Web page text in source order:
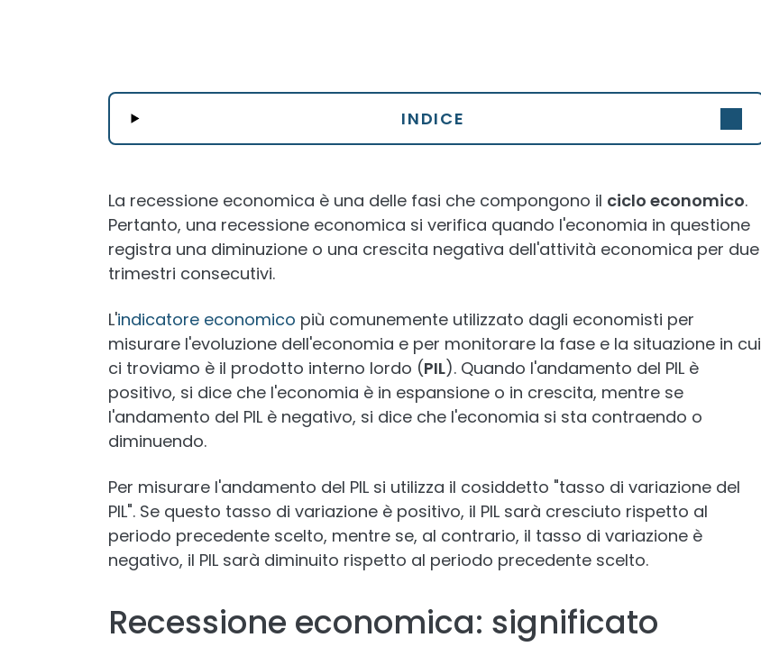
INDICE
La recessione economica è una delle fasi che compongono il ciclo economico.
Pertanto, una recessione economica si verifica quando l'economia in questione
registra una diminuzione o una crescita negativa dell'attività economica per due
trimestri consecutivi.
L'indicatore economico più comunemente utilizzato dagli economisti per
misurare l'evoluzione dell'economia e per monitorare la fase e la situazione in cui
ci troviamo è il prodotto interno lordo (PIL). Quando l'andamento del PIL è
positivo, si dice che l'economia è in espansione o in crescita, mentre se
l'andamento del PIL è negativo, si dice che l'economia si sta contraendo o
diminuendo.
Per misurare l'andamento del PIL si utilizza il cosiddetto "tasso di variazione del
PIL". Se questo tasso di variazione è positivo, il PIL sarà cresciuto rispetto al
periodo precedente scelto, mentre se, al contrario, il tasso di variazione è
negativo, il PIL sarà diminuito rispetto al periodo precedente scelto.
Recessione economica: significato